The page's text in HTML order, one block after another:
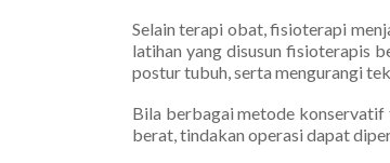
Selain terapi obat, fisioterapi
latihan yang disusun fisioterapis
postur tubuh, serta mengurangi
Bila berbagai metode konservatif
berat, tindakan operasi dapat